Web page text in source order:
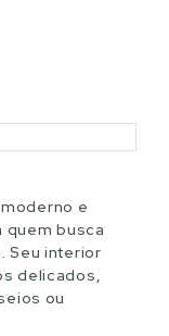
e
quem busca
Seu interior
delicados,
ou